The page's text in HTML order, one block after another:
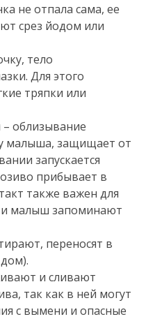
не отпала сама, ее
срез йодом или
тело
Для этого
тряпки или
облизывание
малыша, защищает от
запускается
прибывает в
также важен для
и малыш запоминают
переносят в
и сливают
так как в ней могут
с вымени и опасные